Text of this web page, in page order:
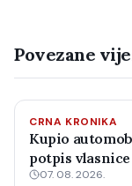
Povezane
CRNA KRONIKA
Kupio
potpis vlasnice
07. 08. 2026.